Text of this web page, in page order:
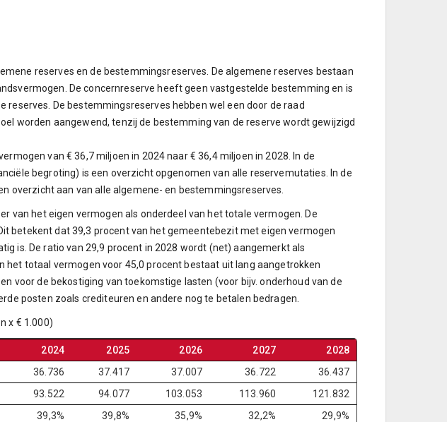
reserves en de bestemmingsreserves. De algemene reserves bestaan
De concernreserve heeft geen vastgestelde bestemming en is
reserves. De bestemmingsreserves hebben wel een door de raad
worden aangewend, tenzij de bestemming van de reserve wordt gewijzigd
van € 36,7 miljoen in 2024 naar € 36,4 miljoen in 2028. In de
begroting) is een overzicht opgenomen van alle reservemutaties. In de
overzicht aan van alle algemene- en bestemmingsreserves.
van het eigen vermogen als onderdeel van het totale vermogen. De
betekent dat 39,3 procent van het gemeentebezit met eigen vermogen
is. De ratio van 29,9 procent in 2028 wordt (net) aangemerkt als
het totaal vermogen voor 45,0 procent bestaat uit lang aangetrokken
voor de bekostiging van toekomstige lasten (voor bijv. onderhoud van de
posten zoals crediteuren en andere nog te betalen bedragen.
x € 1.000)
2024 2025 2026 2027
2028
36.736 37.417 37.007 36.722
36.437
93.522 94.077 103.053 113.960
121.832
39,3% 39,8% 35,9% 32,2% 29,9%